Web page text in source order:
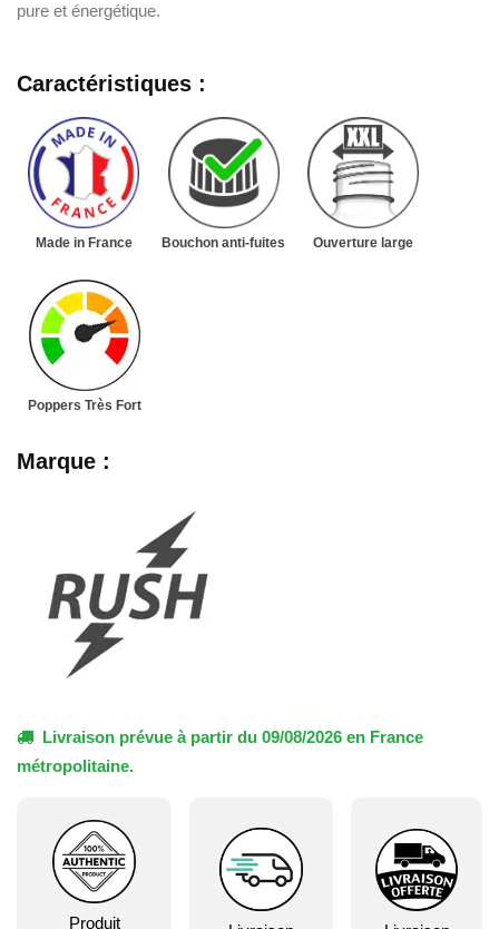
pure et énergétique.
Caractéristiques :
Made in France Bouchon anti-fuites Ouverture large
Poppers Très Fort
Marque :
Livraison prévue à partir du 09/08/2026 en France
métropolitaine.
Produit